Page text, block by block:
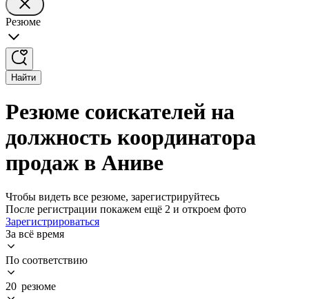
Резюме
Найти
Резюме соискателей на
должность координатора
продаж в Аниве
Чтобы видеть все резюме, зарегистрируйтесь
После регистрации покажем ещё 2 и откроем фото
Зарегистрироваться
За всё время
По соответствию
20 резюме